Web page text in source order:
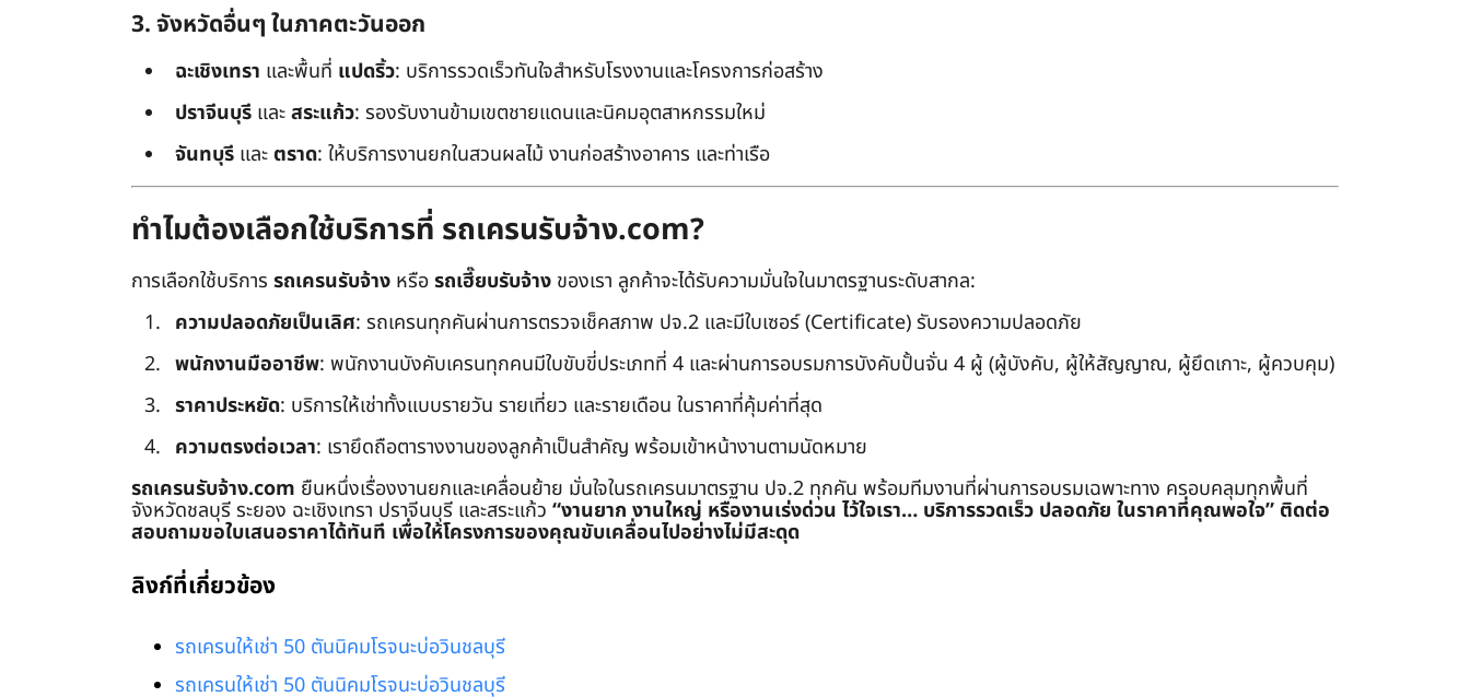
3. จังหวัดอื่นๆ ในภาคตะวันออก
ฉะเชิงเทรา และพื้นที่ แปดริ้ว: บริการรวดเร็วทันใจสำหรับโรงงานและโครงการก่อสร้าง
ปราจีนบุรี และสระแก้ว: รองรับงานข้ามเขตชายแดนและนิคมอุตสาหกรรมใหม่
จันทบุรี และ ตราด: ให้บริการงานยกในสวนผลไม้ งานก่อสร้างอาคาร และท่าเรือ
ทำไมต้องเลือกใช้บริการที่ รถเครนรับจ้าง.com?
การเลือกใช้บริการ รถเครนรับจ้าง หรือรถเฮี๊ยบรับจ้าง ของเรา ลูกค้าจะได้รับความมั่นใจในมาตรฐานระดับสากล:
ความปลอดภัยเป็นเลิศ: รถเครนทุกคันผ่านการตรวจเช็คสภาพ ปจ.2 และมีใบเซอร์ (Certificate) รับรองความปลอดภัย
พนักงานมืออาชีพ: พนักงานบังคับเครนทุกคนมีใบขับขี่ประเภทที่ 4 และผ่านการอบรมการบังคับปั้นจั่น 4 ผู้ (ผู้บังคับ, ผู้ให้สัญญาณ, ผู้ยึดเกาะ, ผู้ควบคุม)
ราคาประหยัด: บริการให้เช่าทั้งแบบรายวัน รายเที่ยว และรายเดือน ในราคาที่คุ้มค่าที่สุด
ความตรงต่อเวลา: เรายึดถือตารางงานของลูกค้าเป็นสำคัญ พร้อมเข้าหน้างานตามนัดหมาย
รถเครนรับจ้าง.com ยืนหนึ่งเรื่องงานยกและเคลื่อนย้าย มั่นใจในรถเครนมาตรฐาน ปจ.2 ทุกคัน พร้อมทีมงานที่ผ่านการอบรมเฉพาะทาง ครอบคลุมทุกพื้นที่
จังหวัดชลบุรี ระยอง ฉะเชิงเทรา ปราจีนบุรี และสระแก้ว “งานยาก งานใหญ่ หรืองานเร่งด่วน ไว้ใจเรา… บริการรวดเร็ว ปลอดภัย ในราคาที่คุณพอใจ” ติดต่อ
สอบถามขอใบเสนอราคาได้ทันที เพื่อให้โครงการของคุณขับเคลื่อนไปอย่างไม่มีสะดุด
ลิงก์ที่เกี่ยวข้อง
รถเครนให้เช่า 50 ตันนิคมโรจนะบ่อวินชลบุรี
รถเครนให้เช่า 50 ตันนิคมโรจนะบ่อวินชลบุรี